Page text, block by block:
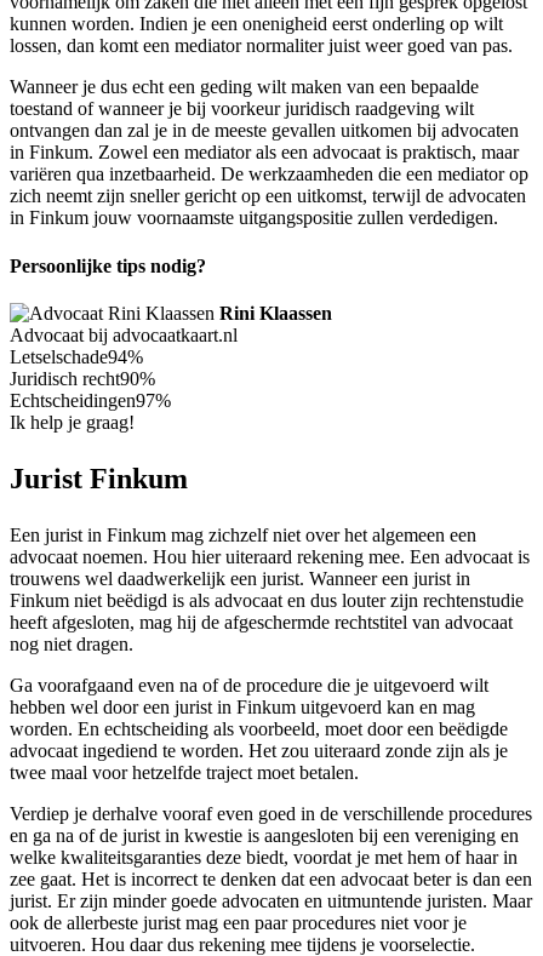
kunnen worden. Indien je een onenigheid eerst onderling op wilt
lossen, dan komt een mediator normaliter juist weer goed van pas.
Wanneer je dus echt een geding wilt maken van een bepaalde
toestand of wanneer je bij voorkeur juridisch raadgeving wilt
ontvangen dan zal je in de meeste gevallen uitkomen bij advocaten
in Finkum. Zowel een mediator als een advocaat is praktisch, maar
variëren qua inzetbaarheid. De werkzaamheden die een mediator op
zich neemt zijn sneller gericht op een uitkomst, terwijl de advocaten
in Finkum jouw voornaamste uitgangspositie zullen verdedigen.
Persoonlijke tips nodig?
Rini Klaassen
Advocaat bij advocaatkaart.nl
Letselschade94%
Juridisch recht90%
Echtscheidingen97%
Ik help je graag!
Jurist Finkum
Een jurist in Finkum mag zichzelf niet over het algemeen een
advocaat noemen. Hou hier uiteraard rekening mee. Een advocaat is
trouwens wel daadwerkelijk een jurist. Wanneer een jurist in
Finkum niet beëdigd is als advocaat en dus louter zijn rechtenstudie
heeft afgesloten, mag hij de afgeschermde rechtstitel van advocaat
nog niet dragen.
Ga voorafgaand even na of de procedure die je uitgevoerd wilt
hebben wel door een jurist in Finkum uitgevoerd kan en mag
worden. En echtscheiding als voorbeeld, moet door een beëdigde
advocaat ingediend te worden. Het zou uiteraard zonde zijn als je
twee maal voor hetzelfde traject moet betalen.
Verdiep je derhalve vooraf even goed in de verschillende procedures
en ga na of de jurist in kwestie is aangesloten bij een vereniging en
welke kwaliteitsgaranties deze biedt, voordat je met hem of haar in
zee gaat. Het is incorrect te denken dat een advocaat beter is dan een
jurist. Er zijn minder goede advocaten en uitmuntende juristen. Maar
ook de allerbeste jurist mag een paar procedures niet voor je
uitvoeren. Hou daar dus rekening mee tijdens je voorselectie.